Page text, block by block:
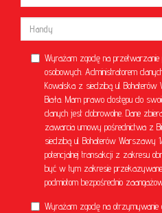
Wyrażam zgodę na przetwarzanie
osobowych. Administratorem
Kowalska z siedzibą ul.
Biała. Mam prawo dostępu do
danych jest dobrowolne. Dane
zawarcia umowy pośrednictwa z
siedzibą ul. Bohaterów Warszawy
potencjalnej transakcji z zakresu
być w tym zakresie przekazywane
podmiotom bezpośrednio
Wyrażam zgodę na otrzymywanie